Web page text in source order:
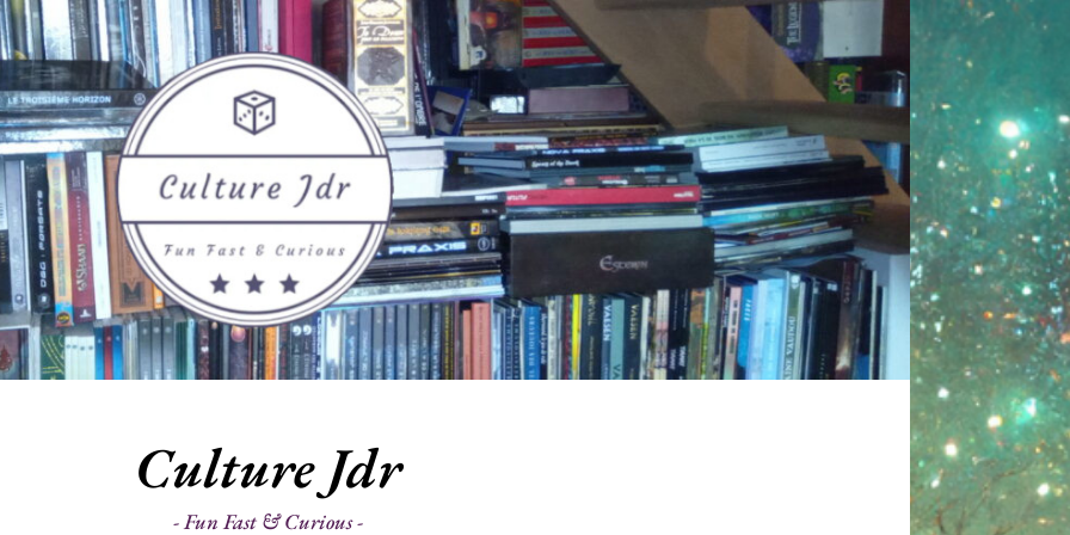
Culture Jdr
Fun Fast & Curious